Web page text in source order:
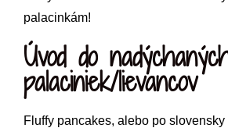
palacinkám!
Úvod do
palaciniek/lievancov
Fluffy pancakes, alebo po